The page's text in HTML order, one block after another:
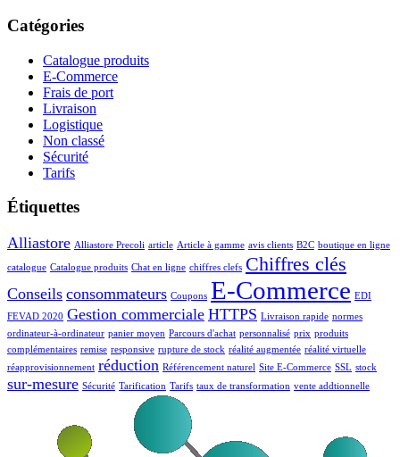
Catégories
Catalogue produits
E-Commerce
Frais de port
Livraison
Logistique
Non classé
Sécurité
Tarifs
Étiquettes
Alliastore Alliastore Precoli article Article à gamme avis clients B2C boutique en ligne
catalogue Catalogue produits Chat en ligne chiffres clefs Chiffres clés
Conseils consommateurs Coupons E-Commerce EDI
FEVAD 2020 Gestion commerciale HTTPS Livraison rapide normes
ordinateur-à-ordinateur panier moyen Parcours d'achat personnalisé prix produits
complémentaires remise responsive rupture de stock réalité augmentée réalité virtuelle
réapprovisionnement réduction Référencement naturel Site E-Commerce SSL stock
sur-mesure Sécurité Tarification Tarifs taux de transformation vente addtionnelle